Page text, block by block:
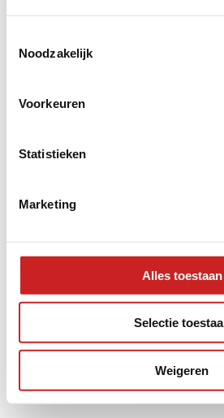
Noodzakelijk
Voorkeuren
Statistieken
Marketing
Alles toestaan
Selectie
Weigeren
loadingwww.adggroep.nl